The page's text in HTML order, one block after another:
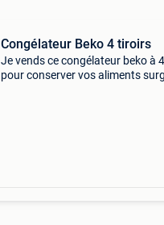
Congélateur Beko 4 tiroirs
Je vends ce congélateur beko à
pour conserver vos aliments